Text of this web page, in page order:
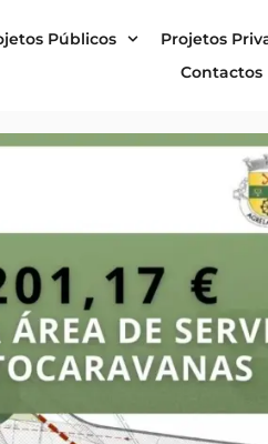
Públicos Projetos
Contactos